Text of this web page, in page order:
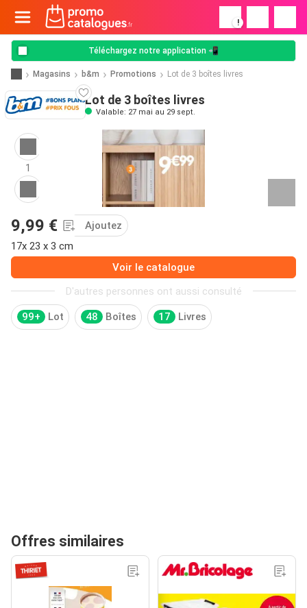
!
Téléchargez notre application 📲
Magasins b&m Promotions Lot de 3 boîtes livres
Lot de 3 boîtes livres
Valable: 27 mai au 29 sept.
1
9,99 €
Ajoutez
17x 23 x 3 cm
Voir le catalogue
D'autres personnes ont aussi consulté
99+ Lot 48 Boîtes 17 Livres
Offres similaires